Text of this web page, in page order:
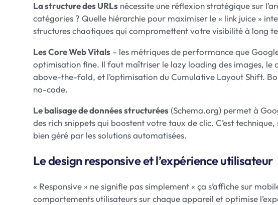
La structure des URLs nécessite une réflexion stratégique sur
catégories ? Quelle hiérarchie pour maximiser le « link juice »
structures chaotiques qui compromettent votre visibilité à long
Les Core Web Vitals – les métriques de performance que
optimisation fine. Il faut maîtriser le lazy loading des images, le
above-the-fold, et l’optimisation du Cumulative Layout Shift.
no-code.
Le balisage de données structurées(Schema.org) permet à
des rich snippets qui boostent votre taux de clic. C’est
bien géré par les solutions automatisées.
Le design responsive et l’expérience utilisateur
« Responsive » ne signifie pas simplement « ça s’affiche sur
comportements utilisateurs sur chaque appareil et optimise